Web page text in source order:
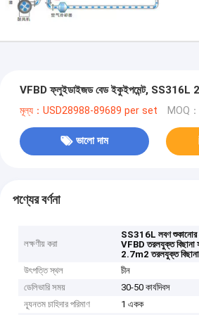
VFBD ফ্লুইডাইজড বেড ইকুইপমেন্ট, SS316L
মূল্য：USD28988-89689 per set MOQ
ভালো দাম
পণ্যের বর্ণনা
লক্ষণীয় করা
SS316L লবণ শুকানোর
VFBD তরলযুক্ত বিছানা
2.7m2 তরলযুক্ত বিছানা
উৎপত্তি স্থল
চীন
ডেলিভারি সময়
30-50 কার্যদিবস
ন্যূনতম চাহিদার পরিমাণ
1 একক